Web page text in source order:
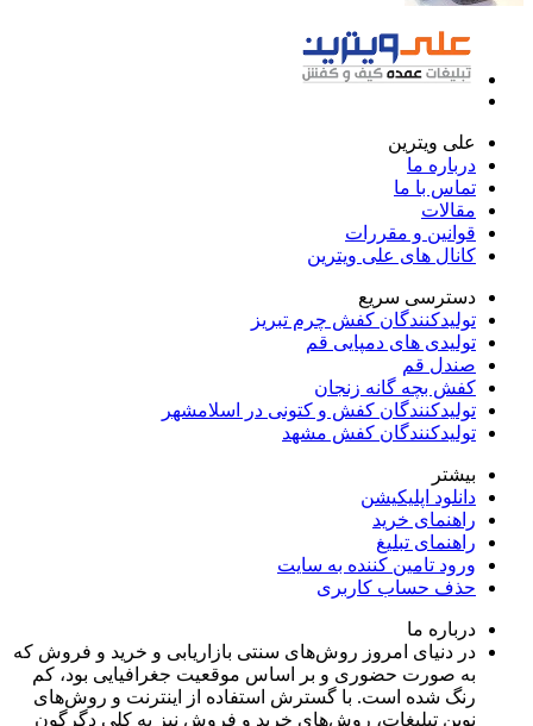
علی ویترین
درباره ما
تماس با ما
مقالات
قوانین و مقررات
کانال های علی ویترین
دسترسی سریع
تولیدکنندگان کفش چرم تبریز
تولیدی های دمپایی قم
صندل قم
کفش بچه گانه زنجان
تولیدکنندگان کفش و کتونی در اسلامشهر
تولیدکنندگان کفش مشهد
بیشتر
دانلود اپلیکیشن
راهنمای خرید
راهنمای تبلیغ
ورود تامین کننده به سایت
حذف حساب کاربری
درباره ما
در دنیای امروز روش‌های سنتی بازاریابی و خرید و فروش که
به صورت حضوری و بر اساس موقعیت جغرافیایی بود، کم
رنگ شده است. با گسترش استفاده از اینترنت و روش‌های
نوین تبلیغات، روش‌های خرید و فروش نیز به کلی دگرگون